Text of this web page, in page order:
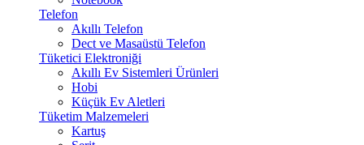
Telefon
Akıllı Telefon
Dect ve Masaüstü Telefon
Tüketici Elektroniği
Akıllı Ev Sistemleri Ürünleri
Hobi
Küçük Ev Aletleri
Tüketim Malzemeleri
Kartuş